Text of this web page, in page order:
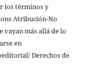
los términos y
Atribución-No
vayan más allá de lo
en
Derechos de